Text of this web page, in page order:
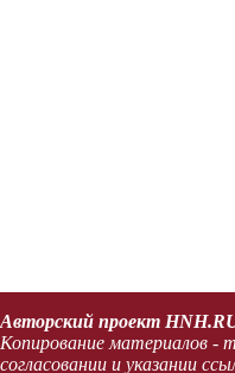
Авторский проект
Копирование материалов -
согласовании и указании